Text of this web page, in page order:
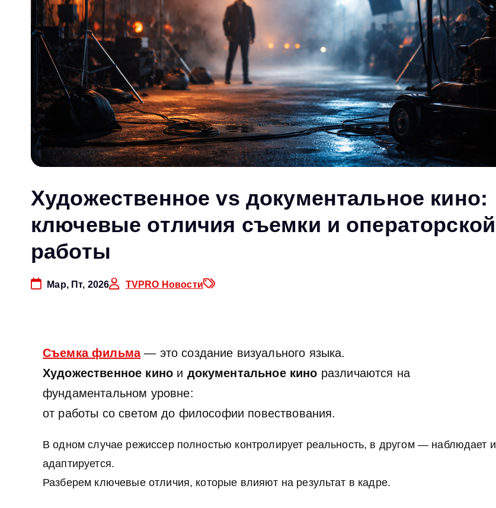
Художественное vs документальное кино:
ключевые отличия съемки и операторской
работы
Мар, Пт, 2026 TVPRO Новости
Съемка фильма— это создание визуального языка.
Художественное кино и документальное кино различаются на
фундаментальном уровне:
от работы со светом до философии повествования.
В одном случае режиссер полностью контролирует реальность, в другом — наблюдает и
адаптируется.
Разберем ключевые отличия, которые влияют на результат в кадре.